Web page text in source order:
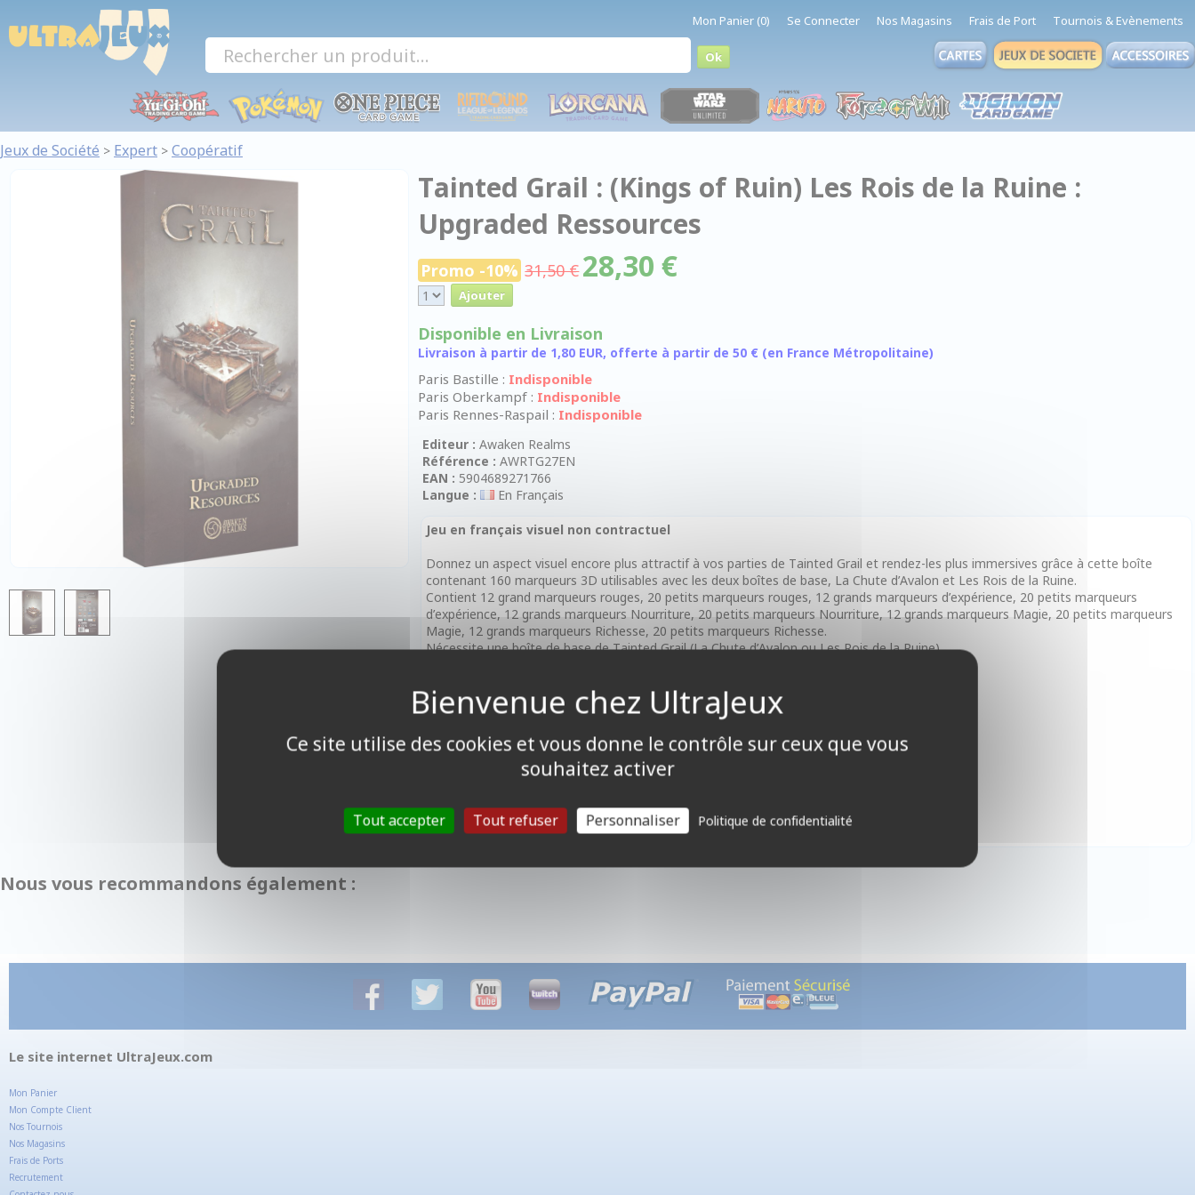
Mon Panier (0) Se Connecter Nos Magasins Frais de Port Tournois & Evènements
Jeux de Société > Expert > Coopératif
Tainted Grail : (Kings of Ruin) Les Rois de la Ruine :
Upgraded Ressources
Promo -10% 31,50 €28,30 €
Disponible en Livraison
Livraison à partir de 1,80 EUR, offerte à partir de 50 € (en France Métropolitaine)
Paris Bastille : Indisponible
Paris Oberkampf : Indisponible
Paris Rennes-Raspail : Indisponible
Editeur : Awaken Realms
Référence : AWRTG27EN
EAN : 5904689271766
Langue :
En Français
Jeu en français visuel non contractuel
Donnez un aspect visuel encore plus attractif à vos parties de Tainted Grail et rendez-les plus immersives grâce à cette boîte
contenant 160 marqueurs 3D utilisables avec les deux boîtes de base, La Chute d’Avalon et Les Rois de la Ruine.
Contient 12 grand marqueurs rouges, 20 petits marqueurs rouges, 12 grands marqueurs d’expérience, 20 petits marqueurs
d’expérience, 12 grands marqueurs Nourriture, 20 petits marqueurs Nourriture, 12 grands marqueurs Magie, 20 petits marqueurs
Magie, 12 grands marqueurs Richesse, 20 petits marqueurs Richesse.
Nécessite une boîte de base de Tainted Grail (La Chute d’Avalon ou Les Rois de la Ruine).
148 marqueurs en plastique.
Caractéristiques :
• Âge : à partir de 14 ans
• Nombre de joueurs : 1 à 4 joueurs
Mots clefs :
expert, cooperatif, aventure, médiéval, fantastique, sombre, légendes, extension , upgrade
Nous vous recommandons également :
Le site internet UltraJeux.com
Mon Panier
Mon Compte Client
Nos Tournois
Nos Magasins
Frais de Ports
Recrutement
Panneau de gestion des cookies
Ce site utilise des cookies et vous donne le contrôle sur ceux que vous
souhaitez activer
Tout accepter Tout refuser Personnaliser Politique de confidentialité